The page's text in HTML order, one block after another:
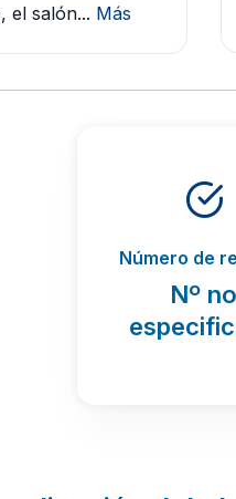
el salón... Más
Número de
Nº no